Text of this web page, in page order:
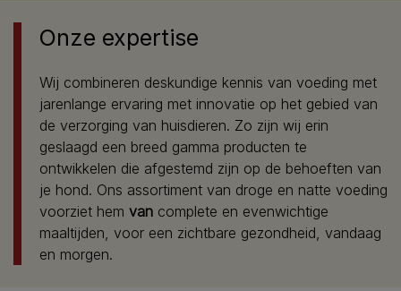
Onze expertise
Wij combineren deskundige kennis van voeding met
jarenlange ervaring met innovatie op het gebied van
de verzorging van huisdieren. Zo zijn wij erin
geslaagd een breed gamma producten te
ontwikkelen die afgestemd zijn op de behoeften van
je hond. Ons assortiment van droge en natte voeding
voorziet hem van complete en evenwichtige
maaltijden, voor een zichtbare gezondheid, vandaag
en morgen.